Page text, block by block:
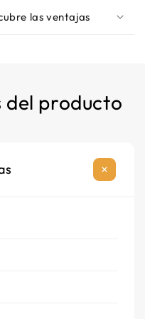
las ventajas
del producto